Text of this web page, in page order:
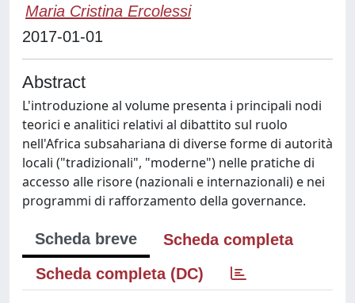
Maria Cristina Ercolessi
2017-01-01
Abstract
L'introduzione al volume presenta i principali nodi
teorici e analitici relativi al dibattito sul ruolo
nell'Africa subsahariana di diverse forme di autorità
locali ("tradizionali", "moderne") nelle pratiche di
accesso alle risore (nazionali e internazionali) e nei
programmi di rafforzamento della governance.
Scheda breve
Scheda completa
Scheda completa (DC)